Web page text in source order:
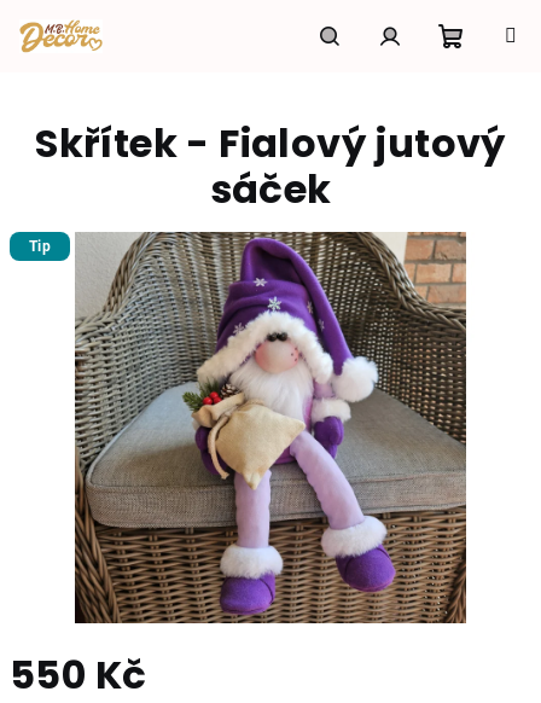
obsah
košík
550 Kč
Skřítek - Fialový jutový
sáček
Tip